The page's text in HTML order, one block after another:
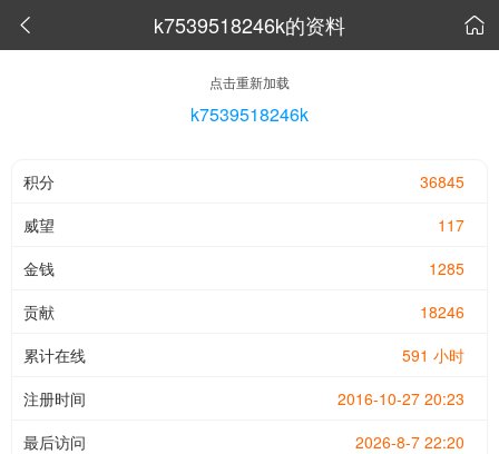
 k7539518246k的资料 
点击重新加载
k7539518246k
36845
积分
117
威望
1285
金钱
18246
贡献
591 小时
累计在线
2016-10-27 20:23
注册时间
2026-8-7 22:20
最后访问